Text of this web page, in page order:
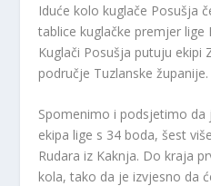
Iduće kolo kuglače Posušja
tablice kuglačke premjer lige
Kuglači Posušja putuju ekipi
područje Tuzlanske županije.
Spomenimo i podsjetimo da
ekipa lige s 34 boda, šest
Rudara iz Kaknja. Do kraja
kola, tako da je izvjesno da